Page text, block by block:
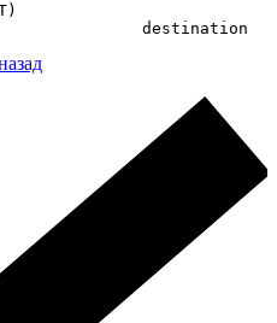
destination